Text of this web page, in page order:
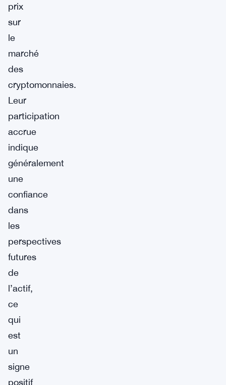
prix
sur
le
marché
des
cryptomonnaies.
Leur
participation
accrue
indique
généralement
une
confiance
dans
les
perspectives
futures
de
l’actif,
ce
qui
est
un
signe
positif